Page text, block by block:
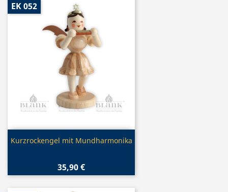
Vorschau
Kurzrockengel mit Mundharmonika
35,90 €
EK 052